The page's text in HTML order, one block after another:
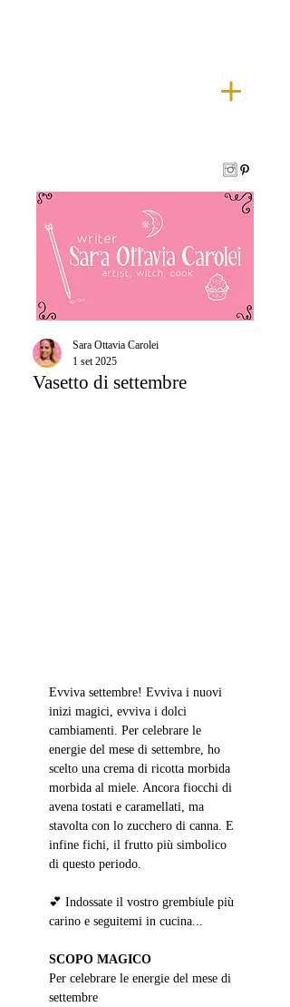
Vasetto di settembre
Sara Ottavia Carolei
1 set 2025
Evviva settembre! Evviva i nuovi
inizi magici, evviva i dolci
cambiamenti. Per celebrare le
energie del mese di settembre, ho
scelto una crema di ricotta morbida
morbida al miele. Ancora fiocchi di
avena tostati e caramellati, ma
stavolta con lo zucchero di canna. E
infine fichi, il frutto più simbolico
di questo periodo.
💕 Indossate il vostro grembiule più
carino e seguitemi in cucina...
SCOPO MAGICO
Per celebrare le energie del mese di
settembre